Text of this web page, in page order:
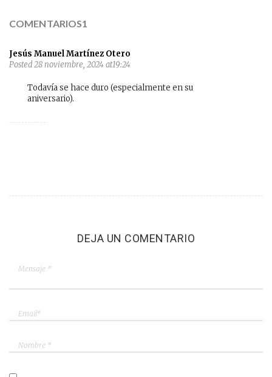
COMENTARIOS1
Jesús Manuel Martínez Otero
Posted 28 noviembre, 2024 at19:24
Todavía se hace duro (especialmente en su
aniversario).
DEJA UN COMENTARIO